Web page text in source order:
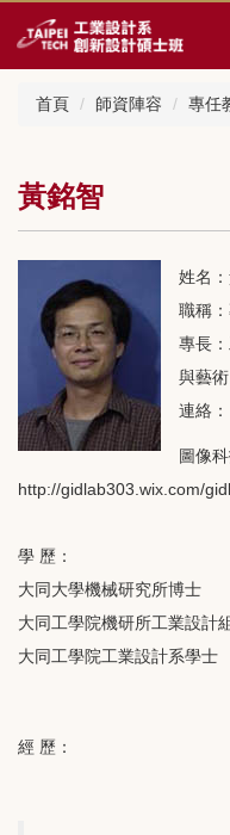
到
主
首頁 師資陣容 專任
黃銘智
姓名
職稱
專長
與藝
連絡
圖像
http://gidlab303.wix.com/
學 歷：
大同大學機械研究所博士
大同工學院機研所工業設計
大同工學院工業設計系學士
經 歷：